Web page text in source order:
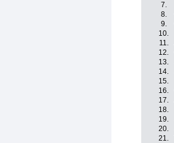
7.
8.
9.
10.
11.
12.
13.
14.
15.
16.
17.
18.
19.
20.
21.